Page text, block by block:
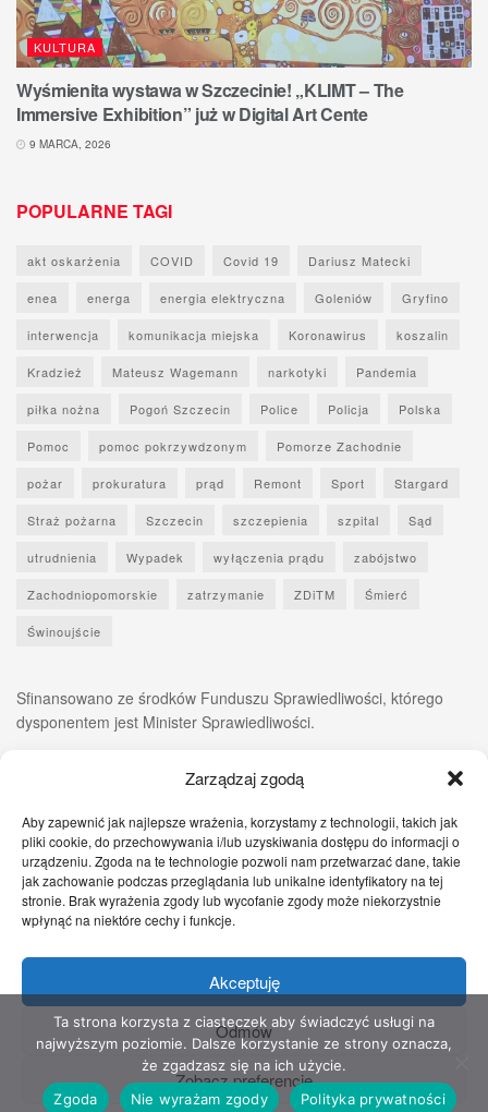
Zarządzaj zgodą
Aby zapewnić jak najlepsze wrażenia, korzystamy z technologii, takich jak
pliki cookie, do przechowywania i/lub uzyskiwania dostępu do informacji o
urządzeniu. Zgoda na te technologie pozwoli nam przetwarzać dane, takie
jak zachowanie podczas przeglądania lub unikalne identyfikatory na tej
stronie. Brak wyrażenia zgody lub wycofanie zgody może niekorzystnie
wpłynąć na niektóre cechy i funkcje.
Akceptuję
Odmów
Zobacz preferencje
KULTURA
Wyśmienita wystawa w Szczecinie! „KLIMT – The
Immersive Exhibition” już w Digital Art Cente
9 MARCA, 2026
POPULARNE TAGI
akt oskarżenia COVID Covid 19 Dariusz Matecki
enea energa energia elektryczna Goleniów Gryfino
interwencja komunikacja miejska Koronawirus koszalin
Kradzież Mateusz Wagemann narkotyki Pandemia
piłka nożna Pogoń Szczecin Police Policja Polska
Pomoc pomoc pokrzywdzonym Pomorze Zachodnie
pożar prokuratura prąd Remont Sport Stargard
Straż pożarna Szczecin szczepienia szpital Sąd
utrudnienia Wypadek wyłączenia prądu zabójstwo
Zachodniopomorskie zatrzymanie ZDiTM Śmierć
Świnoujście
Sfinansowano ze środków Funduszu Sprawiedliwości, którego
dysponentem jest Minister Sprawiedliwości.
Zgłoś nam! Szczecińskie Wiadomości Sport
Zdrowie
Prawo
Pomoc Prawna Kontakt
Copyright © 2022 Stowarzyszenie Przyjaciół Zdrowia - Wszelkie prawa
zastrzeżone
Ta strona korzysta z ciasteczek aby świadczyć usługi na
najwyższym poziomie. Dalsze korzystanie ze strony oznacza,
że zgadzasz się na ich użycie.
Zgoda
Nie wyrażam zgody Polityka prywatności